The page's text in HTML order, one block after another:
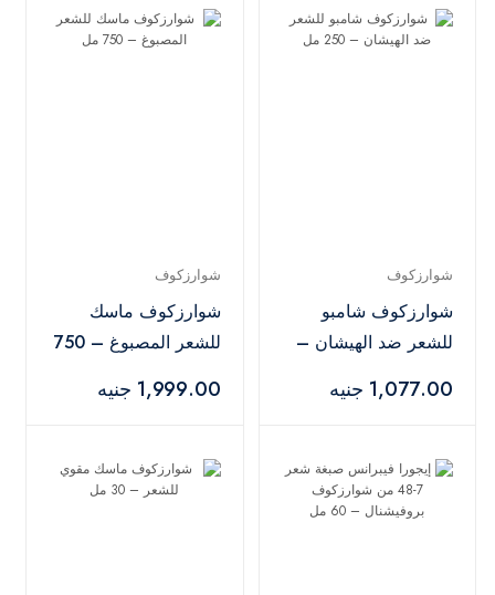
شوارزكوف
شوارزكوف شامبو
للشعر ضد الهيشان –
1,077.00 جنيه
شوارزكوف
شوارزكوف ماسك
للشعر المصبوغ – 750
1,999.00 جنيه